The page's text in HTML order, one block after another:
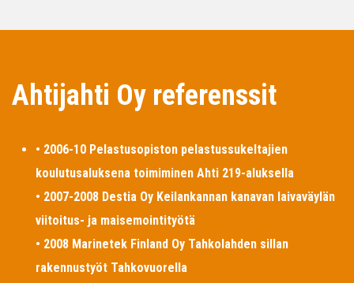
Ahtijahti Oy referenssit
• 2006-10 Pelastusopiston pelastussukeltajien
koulutusaluksena toimiminen Ahti 219-aluksella
• 2007-2008 Destia Oy Keilankannan kanavan laivaväylän
viitoitus- ja maisemointityötä
• 2008 Marinetek Finland Oy Tahkolahden sillan
rakennustyöt Tahkovuorella